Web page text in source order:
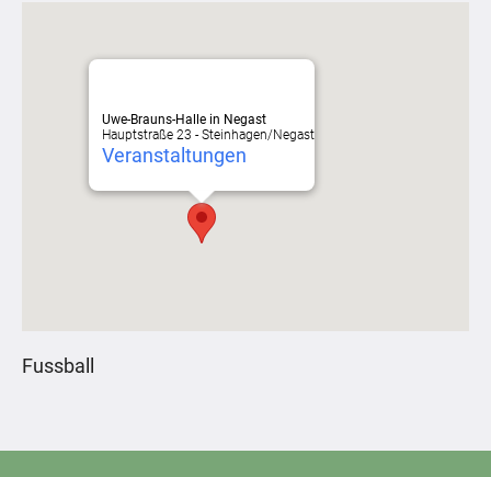
Uwe-Brauns-Halle in Negast
Hauptstraße 23 - Steinhagen/Negast
Veranstaltungen
Fussball